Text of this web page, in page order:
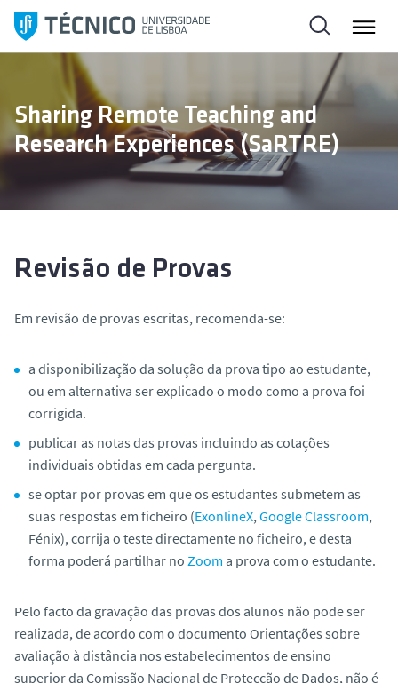
l
p
a
Sharing Remote Teaching and
Research Experiences (SaRTRE)
Revisão de Provas
Em revisão de provas escritas, recomenda-se:
a disponibilização da solução da prova tipo ao estudante,
ou em alternativa ser explicado o modo como a prova foi
corrigida.
publicar as notas das provas incluindo as cotações
individuais obtidas em cada pergunta.
se optar por provas em que os estudantes submetem as
suas respostas em ficheiro (ExonlineX, Google Classroom,
Fénix), corrija o teste directamente no ficheiro, e desta
forma poderá partilhar no Zoom a prova com o estudante.
Pelo facto da gravação das provas dos alunos não pode ser
realizada, de acordo com o documento Orientações sobre
avaliação à distância nos estabelecimentos de ensino
superior da Comissão Nacional de Protecção de Dados, não é